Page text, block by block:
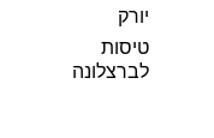
יורק
טיסות
לברצלונה